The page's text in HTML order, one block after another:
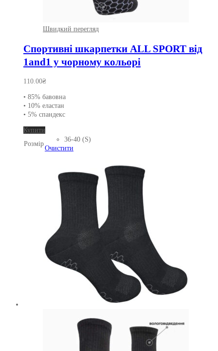
Швидкий перегляд
Спортивні шкарпетки ALL SPORT від
1and1 у чорному кольорі
110.00₴
• 85% бавовна
• 10% еластан
• 5% спандекс
Купити
товар
має
Параметри
можна
вибрати
сторінці
товару
Розмір
36-40 (S)
Очистити